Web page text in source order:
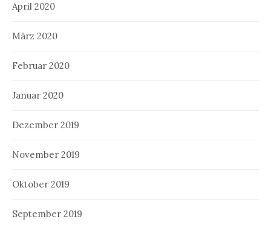
April 2020
März 2020
Februar 2020
Januar 2020
Dezember 2019
November 2019
Oktober 2019
September 2019